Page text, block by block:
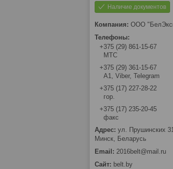
Наличие документов
ООО
+375 (29) 861-15-67
МТС
+375 (29) 361-15-67
А1, Viber, Telegram
+375 (17) 227-28-22
гор.
+375 (17) 235-20-45
факс
ул. Прушинских
Минск, Беларусь
2016belt@mail.ru
belt.by